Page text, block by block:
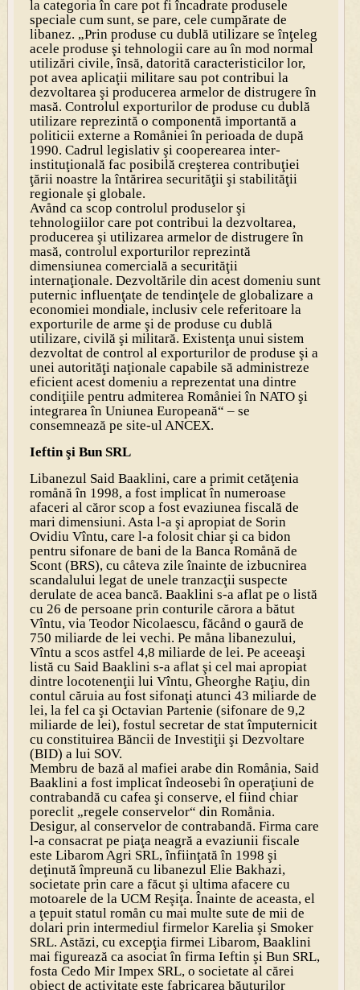
la categoria în care pot fi încadrate produsele
speciale cum sunt, se pare, cele cumpărate de
libanez. „Prin produse cu dublă utilizare se înţeleg
acele produse şi tehnologii care au în mod normal
utilizări civile, însă, datorită caracteristicilor lor,
pot avea aplicaţii militare sau pot contribui la
dezvoltarea şi producerea armelor de distrugere în
masă. Controlul exporturilor de produse cu dublă
utilizare reprezintă o componentă importantă a
politicii externe a Romåniei în perioada de după
1990. Cadrul legislativ şi cooperearea inter-
instituţională fac posibilă creşterea contribuţiei
ţării noastre la întărirea securităţii şi stabilităţii
regionale şi globale.
Avånd ca scop controlul produselor şi
tehnologiilor care pot contribui la dezvoltarea,
producerea şi utilizarea armelor de distrugere în
masă, controlul exporturilor reprezintă
dimensiunea comercială a securităţii
internaţionale. Dezvoltările din acest domeniu sunt
puternic influenţate de tendinţele de globalizare a
economiei mondiale, inclusiv cele referitoare la
exporturile de arme şi de produse cu dublă
utilizare, civilă şi militară. Existenţa unui sistem
dezvoltat de control al exporturilor de produse şi a
unei autorităţi naţionale capabile să administreze
eficient acest domeniu a reprezentat una dintre
condiţiile pentru admiterea Romåniei în NATO şi
integrarea în Uniunea Europeană“ – se
consemnează pe site-ul ANCEX.
Ieftin şi Bun SRL
Libanezul Said Baaklini, care a primit cetăţenia
romånă în 1998, a fost implicat în numeroase
afaceri al căror scop a fost evaziunea fiscală de
mari dimensiuni. Asta l-a şi apropiat de Sorin
Ovidiu Vîntu, care l-a folosit chiar şi ca bidon
pentru sifonare de bani de la Banca Romånă de
Scont (BRS), cu cåteva zile înainte de izbucnirea
scandalului legat de unele tranzacţii suspecte
derulate de acea bancă. Baaklini s-a aflat pe o listă
cu 26 de persoane prin conturile cărora a bătut
Vîntu, via Teodor Nicolaescu, făcånd o gaură de
750 miliarde de lei vechi. Pe måna libanezului,
Vîntu a scos astfel 4,8 miliarde de lei. Pe aceeaşi
listă cu Said Baaklini s-a aflat şi cel mai apropiat
dintre locotenenţii lui Vîntu, Gheorghe Raţiu, din
contul căruia au fost sifonaţi atunci 43 miliarde de
lei, la fel ca şi Octavian Partenie (sifonare de 9,2
miliarde de lei), fostul secretar de stat împuternicit
cu constituirea Băncii de Investiţii şi Dezvoltare
(BID) a lui SOV.
Membru de bază al mafiei arabe din Romånia, Said
Baaklini a fost implicat îndeosebi în operaţiuni de
contrabandă cu cafea şi conserve, el fiind chiar
poreclit „regele conservelor“ din Romånia.
Desigur, al conservelor de contrabandă. Firma care
l-a consacrat pe piaţa neagră a evaziunii fiscale
este Libarom Agri SRL, înfiinţată în 1998 şi
deţinută împreună cu libanezul Elie Bakhazi,
societate prin care a făcut şi ultima afacere cu
motoarele de la UCM Reşiţa. Înainte de aceasta, el
a ţepuit statul romån cu mai multe sute de mii de
dolari prin intermediul firmelor Karelia şi Smoker
SRL. Astăzi, cu excepţia firmei Libarom, Baaklini
mai figurează ca asociat în firma Ieftin şi Bun SRL,
fosta Cedo Mir Impex SRL, o societate al cărei
obiect de activitate este fabricarea băuturilor